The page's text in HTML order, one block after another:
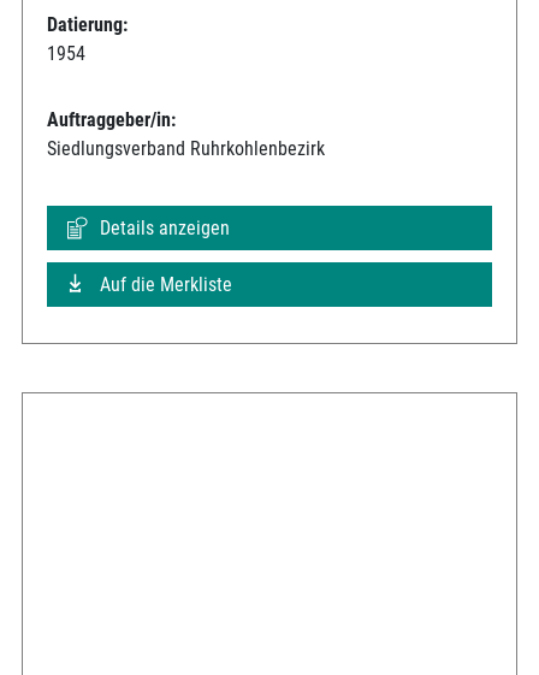
Datierung:
1954
Auftraggeber/in:
Siedlungsverband Ruhrkohlenbezirk
Details anzeigen
Auf die Merkliste